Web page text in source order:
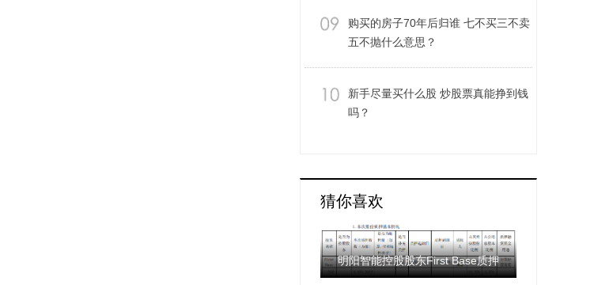
购买的房子70年后归谁 七不买三不卖
五不抛什么意思？
新手尽量买什么股 炒股票真能挣到钱
吗？
猜你喜欢
明阳智能控股股东First Base质押